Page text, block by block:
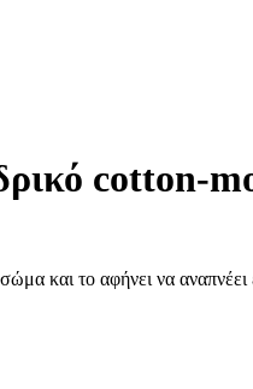
cotton-
και το αφήνει να αναπνέει